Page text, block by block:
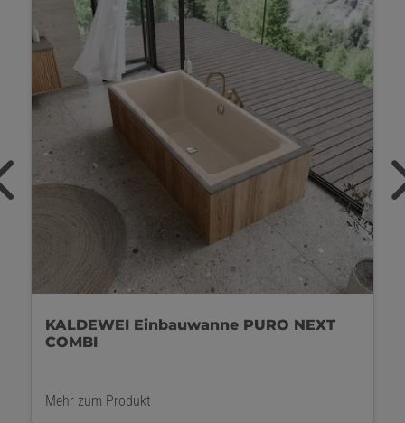
KALDEWEI Einbauwanne PURO NEXT
schwarz
Mehr zum Produkt